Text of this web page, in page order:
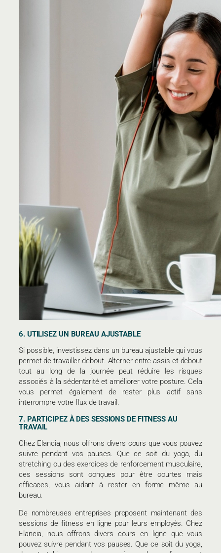
6. UTILISEZ UN BUREAU AJUSTABLE
Si possible, investissez dans un bureau ajustable qui vous
permet de travailler debout. Alterner entre assis et debout
tout au long de la journée peut réduire les risques
associés à la sédentarité et améliorer votre posture. Cela
vous permet également de rester plus actif sans
interrompre votre flux de travail.
7. PARTICIPEZ À DES SESSIONS DE FITNESS AU
TRAVAIL
Chez Elancia, nous offrons divers cours que vous pouvez
suivre pendant vos pauses. Que ce soit du yoga, du
stretching ou des exercices de renforcement musculaire,
ces sessions sont conçues pour être courtes mais
efficaces, vous aidant à rester en forme même au
bureau.
De nombreuses entreprises proposent maintenant des
sessions de fitness en ligne pour leurs employés. Chez
Elancia, nous offrons divers cours en ligne que vous
pouvez suivre pendant vos pauses. Que ce soit du yoga,